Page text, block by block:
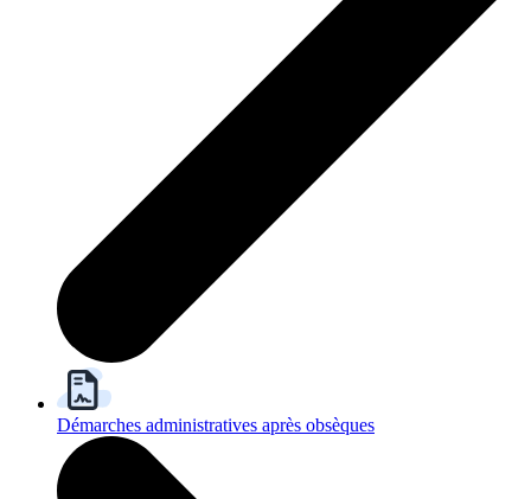
Démarches administratives après obsèques